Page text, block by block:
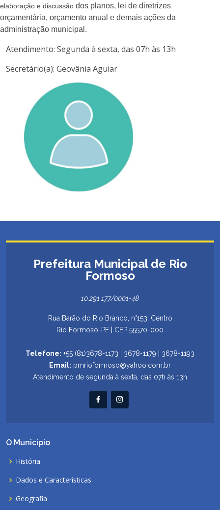
elaboração e discussão dos planos, lei de diretrizes
orçamentária, orçamento anual e demais ações da
administração municipal.
Atendimento: Segunda à sexta, das 07h às 13h
Secretário(a): Geovânia Aguiar
Prefeitura Municipal de Rio
Formoso
10.291.177/0001-48
Rua Barão do Rio Branco, n°153, Centro
Rio Formoso-PE | CEP 55570-000
Telefone: +55 (81)3678-1173 | 3678-1179 | 3678-1193
Email: pmrioformoso@yahoo.com.br
Atendimento de segunda à sexta, das 07h às 13h
O Município
História
Dados e Características
Geografia